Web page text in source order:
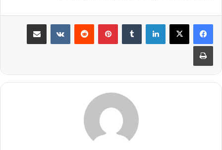
لينكدإن بينتيريست مشاركة عبر البريد
طباعة